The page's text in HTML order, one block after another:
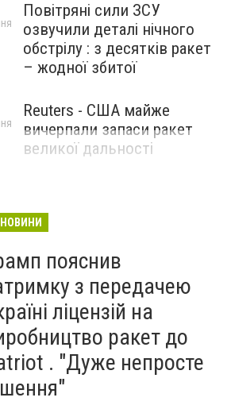
0619
Повітряні сили ЗСУ
озвучили деталі нічного
обстрілу : з десятків ракет
– жодної збитої
Reuters - США майже
вичерпали запаси ракет
великої дальності
пояснив
з передачею
ліцензій на
ракет до
. "Дуже непросте